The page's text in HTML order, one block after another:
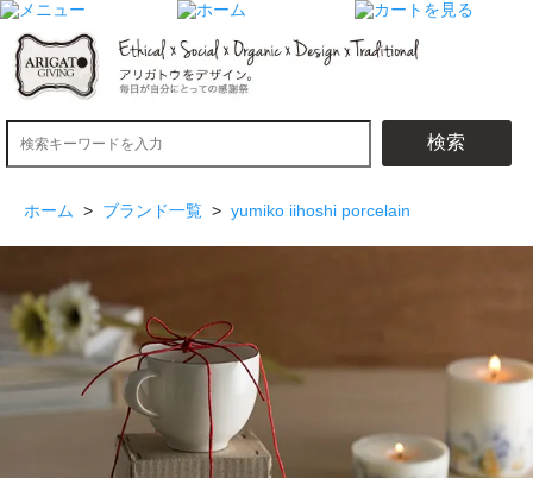
検索
ホーム > ブランド一覧 > yumiko iihoshi porcelain